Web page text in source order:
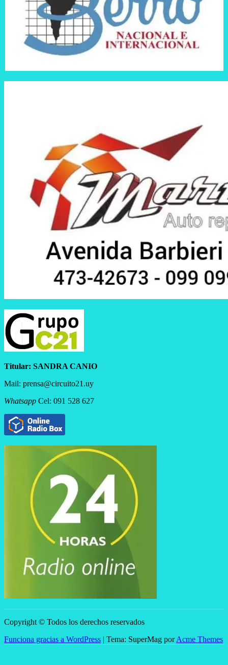
Titular: SANDRA CANIO
Mail: prensa@circuito21.uy
Whatsapp Cel: 091 528 627
Copyright © Todos los derechos reservados
Funciona gracias a WordPress | Tema: SuperMag porAcme Themes